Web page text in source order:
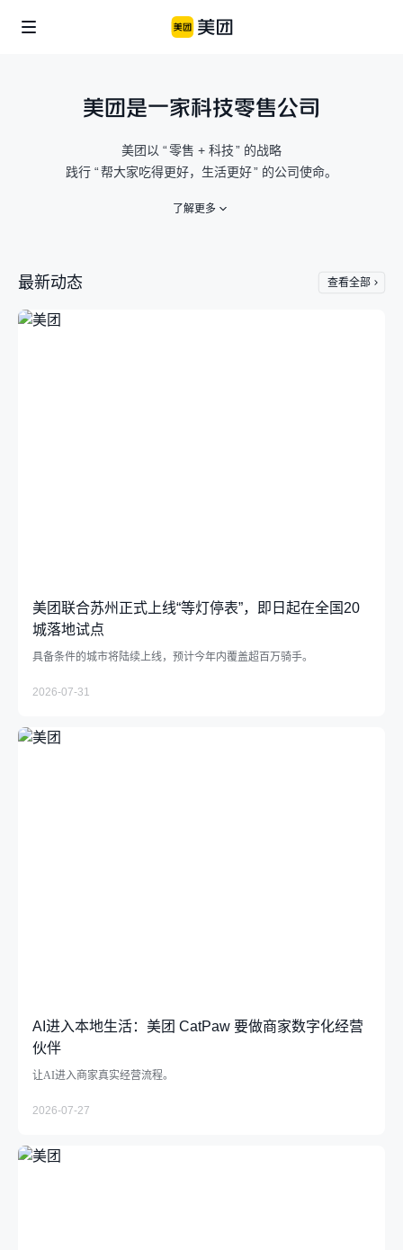
企业社会责任
涌现新职业
推动绿色消费
支持乡村振兴
下载中心
美团公益
美团乡村儿童操场
信息公开
骑手保障
美团是一家科技零售公司
美团以 “零售 + 科技” 的战略
践行 “帮大家吃得更好，生活更好” 的公司使命。
了解更多
最新动态 查看全部
美团联合苏州正式上线“等灯停表”，即日起在全国20
城落地试点
具备条件的城市将陆续上线，预计今年内覆盖超百万骑手。
2026-07-31
AI进入本地生活：美团 CatPaw 要做商家数字化经营
伙伴
让AI进入商家真实经营流程。
2026-07-27